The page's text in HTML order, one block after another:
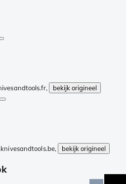
bekijk origineel
bekijk origineel